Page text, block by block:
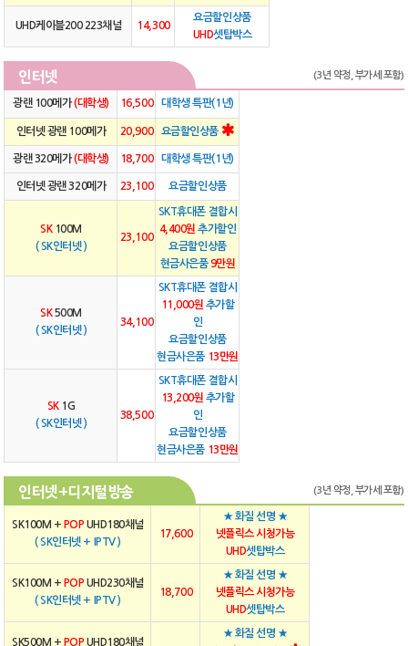
UHD케이블200 223채널 14,300
요금할인상품
UHD셋탑박스
인터넷 (3년 약정, 부가세 포함)
광랜 100메가(대학생) 16,500 대학생 특판(1년)
인터넷 광랜 100메가 20,900 요금할인상품
광랜 320메가(대학생) 18,700 대학생 특판(1년)
인터넷 광랜 320메가 23,100 요금할인상품
SK100M
( SK인터넷 )
23,100
SKT휴대폰 결합시
4,400원 추가할인
요금할인상품
현금사은품9만원
SK500M
( SK인터넷 )
34,100
SKT휴대폰 결합시
11,000원 추가할
인
요금할인상품
현금사은품 13만원
SK1G
( SK인터넷 )
38,500
SKT휴대폰 결합시
13,200원 추가할
인
요금할인상품
현금사은품 13만원
인터넷+디지털방송 (3년 약정, 부가세 포함)
SK100M + POP UHD180채널
( SK인터넷 + IPTV )
17,600
★ 화질 선명 ★
넷플릭스 시청가능
UHD셋탑박스
SK100M + POP UHD230채널
( SK인터넷 + IPTV )
18,700
★ 화질 선명 ★
넷플릭스 시청가능
UHD셋탑박스
SK500M + POP UHD180채널
★ 화질 선명 ★